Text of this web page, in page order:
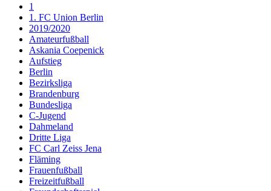
1
1. FC Union Berlin
2019/2020
Amateurfußball
Askania Coepenick
Aufstieg
Berlin
Bezirksliga
Brandenburg
Bundesliga
C-Jugend
Dahmeland
Dritte Liga
FC Carl Zeiss Jena
Fläming
Frauenfußball
Freizeitfußball